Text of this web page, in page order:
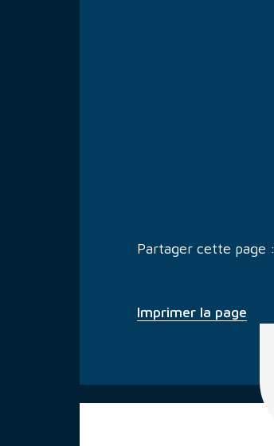
Partager cette page :
Imprimer la page